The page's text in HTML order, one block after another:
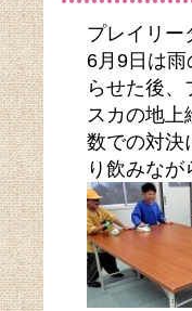
プレイリー
6月9日は
らせた後
スカの地
数での対決
り飲みなが